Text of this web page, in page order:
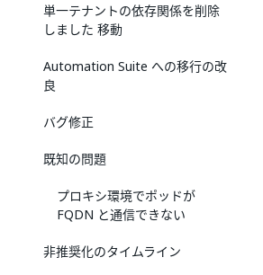
単一テナントの依存関係を削除
しました 移動
Automation Suite への移行の改
良
バグ修正
既知の問題
プロキシ環境でポッドが
FQDN と通信できない
非推奨化のタイムライン